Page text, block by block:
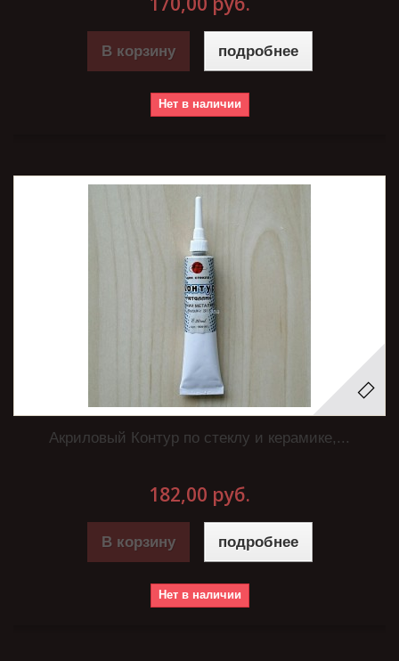
В корзину подробнее
Нет в наличии
Акриловый Контур по стеклу и керамике,...
182,00 руб.
В корзину подробнее
Нет в наличии